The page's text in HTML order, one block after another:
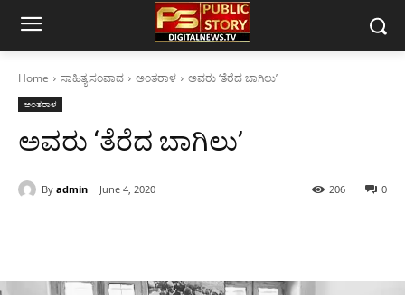
Home ಸಾಹಿತ್ಯ ಸಂವಾದ ಅಂತರಾಳ ಅವರು ‘ತೆರೆದ ಬಾಗಿಲು’
ಅಂತರಾಳ
ಅವರು ‘ತೆರೆದ ಬಾಗಿಲು’
By admin June 4, 2020 0
206